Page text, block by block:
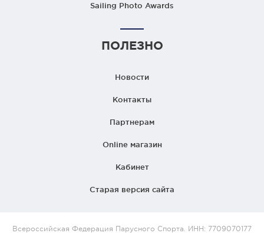
Sailing Photo Awards
ПОЛЕЗНО
Новости
Контакты
Партнерам
Online магазин
Кабинет
Старая версия сайта
Всероссийская Федерация Парусного Спорта. ИНН: 7709070177